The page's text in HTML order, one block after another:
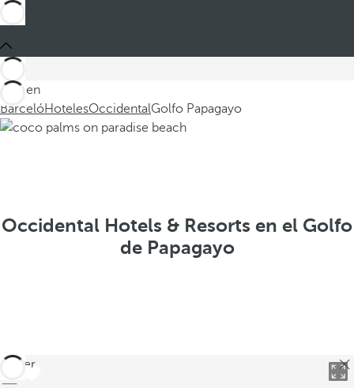
Está en
BarcelóHotelesOccidentalGolfo Papagayo
Occidental Hotels & Resorts en el Golfo
de Papagayo
volver